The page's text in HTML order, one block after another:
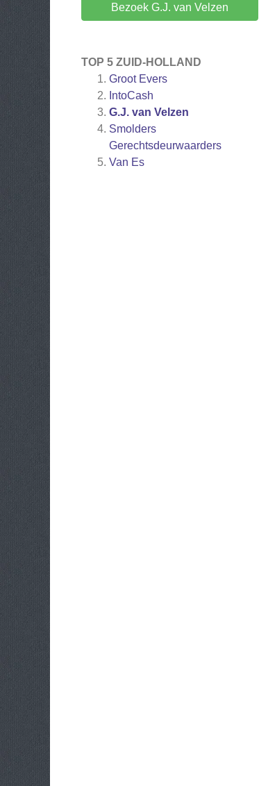
Bezoek G.J. van Velzen
TOP 5 ZUID-HOLLAND
Groot Evers
IntoCash
G.J. van Velzen
Smolders
Gerechtsdeurwaarders
Van Es